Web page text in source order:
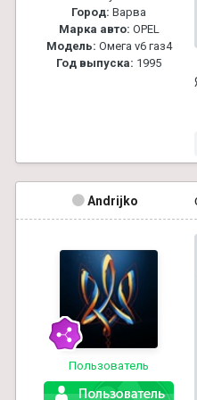
Город: Варва
Марка авто: OPEL
Модель: Омега v6 газ4
Год выпуска: 1995
Andrijko
Пользователь